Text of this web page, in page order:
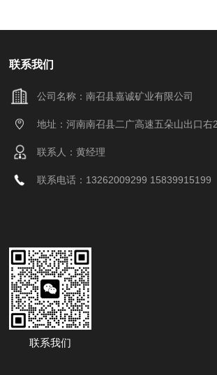
联系我们
公司名称：南召县嘉诚矿业有限公司
地址：河南南召县二广高速五朵山出口右
联系人：黄经理
联系电话：13262009299 15839915199
联系我们